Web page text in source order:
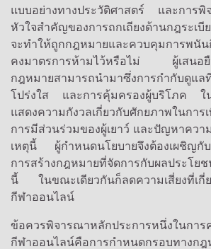
แบบอย่างทางประวัติศาสตร์ และการพิ
หัวใจสำคัญของการถกเถียงด้านกฎระเ
จะทำให้ถูกกฎหมายและควบคุมการพนั
คงมาตรการห้ามไว้หรือไม่ ผู้เสนอยื
กฎหมายสามารถนำมาซึ่งการกำกับดูแ
โปร่งใส และการคุ้มครองผู้บริโภค ใ
แสดงความกังวลเกี่ยวกับศักยภาพในกา
การมีส่วนร่วมของผู้เยาว์ และปัญหาคว
เหตุนี้ ผู้กำหนดนโยบายจึงต้องเผชิญกั
การสร้างกฎหมายที่จัดการกับผลประโย
นี้ ในขณะเดียวกันก็ลดความเสี่ยงที่เกี่
กีฬาออนไลน์
ข้อควรพิจารณาหลักประการหนึ่งในกา
กีฬาออนไลน์คือการกำหนดกรอบทางกฎ